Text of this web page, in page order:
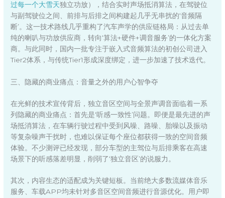
过每一个大雪天独立功放），结合实时声场抵消算法，在驾驶位
与副驾驶位之间、前排与后排之间构建起几乎无串扰的‘音频隔
断’。这一技术路线几乎重构了汽车声学的供应链格局：从过去单
纯的喇叭与功放供应商，转向‘算法+硬件+调音服务’的一体化方案
商。与此同时，国内一批专注于嵌入式音频算法的初创公司进入
Tier2体系，与传统Tier1形成深度绑定，进一步加速了技术迭代。
三、隐藏的商业痛点：音量之外的用户心智争夺
在光鲜的技术宣传背后，独立音区空间与全景声调音面临着一系
列隐藏的商业痛点：首先是‘听感一致性’问题。即便是最先进的声
场抵消算法，在车辆行驶过程中受到风噪、路噪、胎噪以及振动
等复杂噪声干扰时，也难以保证每个座位都获得一致的空间音频
体验。不少测评已经发现，部分车型的主驾位与后排乘客在高速
场景下的听感落差明显，削弱了‘独立音区’的说服力。
其次，内容生态的适配成为关键短板。当前绝大多数流媒体音乐
服务、车载APP均未针对多音区空间音频进行音源优化。用户即